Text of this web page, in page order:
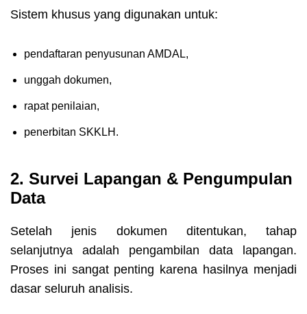
Sistem khusus yang digunakan untuk:
pendaftaran penyusunan AMDAL,
unggah dokumen,
rapat penilaian,
penerbitan SKKLH.
2. Survei Lapangan & Pengumpulan
Data
Setelah jenis dokumen ditentukan, tahap
selanjutnya adalah pengambilan data lapangan.
Proses ini sangat penting karena hasilnya menjadi
dasar seluruh analisis.